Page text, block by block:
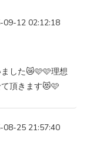
09-12 02:12:18
した😿🩷🩷理想
頂きます😻🩷
08-25 21:57:40